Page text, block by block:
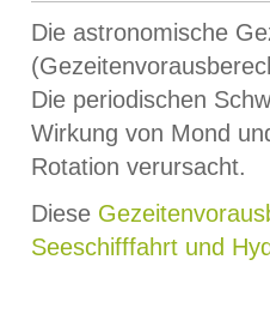
Die astronomische
Die periodischen
Wirkung von Mond
Rotation verursacht.
Diese
Seeschifffahrt und